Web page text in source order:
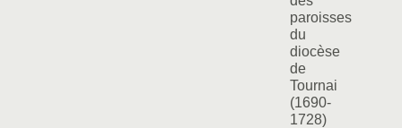
paroisses
du
diocèse
de
Tournai
(1690-
1728)